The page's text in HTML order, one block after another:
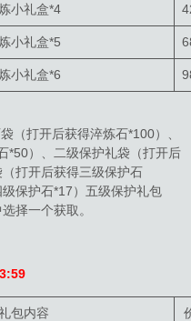
小礼盒*4
小礼盒*5
小礼盒*6
（打开后获得淬炼石*100）、
*50）、二级保护礼袋（打开后
打开后获得三级保护石
保护石*17）五级保护礼包
择一个获取。
包内容